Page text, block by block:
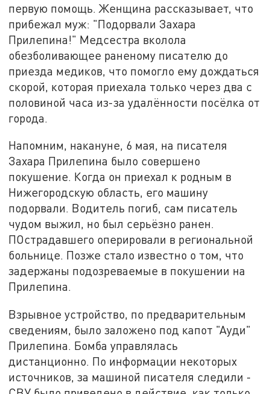
первую помощь. Женщина рассказывает, что
прибежал муж: "Подорвали Захара
Прилепина!" Медсестра вколола
обезболивающее раненому писателю до
приезда медиков, что помогло ему дождаться
скорой, которая приехала только через два с
половиной часа из-за удалённости посёлка от
города.
Напомним, накануне, 6 мая, на писателя
Захара Прилепина было совершено
покушение. Когда он приехал к родным в
Нижегородскую область, его машину
подорвали. Водитель погиб, сам писатель
чудом выжил, но был серьёзно ранен.
ПОстрадавшего оперировали в региональной
больнице. Позже стало известно о том, что
задержаны подозреваемые в покушении на
Прилепина.
Взрывное устройство, по предварительным
сведениям, было заложено под капот "Ауди"
Прилепина. Бомба управлялась
дистанционно. По информации некоторых
источников, за машиной писателя следили -